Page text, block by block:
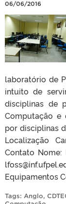
06/06/2016
laboratório de
intuito de
disciplinas de
Computação e
por disciplinas
Localização
Contato Nome:
Equipamentos
Tags: Anglo,